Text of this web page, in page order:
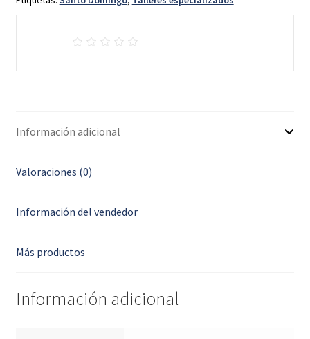
Información adicional
Valoraciones (0)
Información del vendedor
Más productos
Información adicional